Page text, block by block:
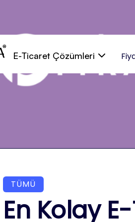
E-Ticaret Çözümleri
TÜMÜ
En Kolay